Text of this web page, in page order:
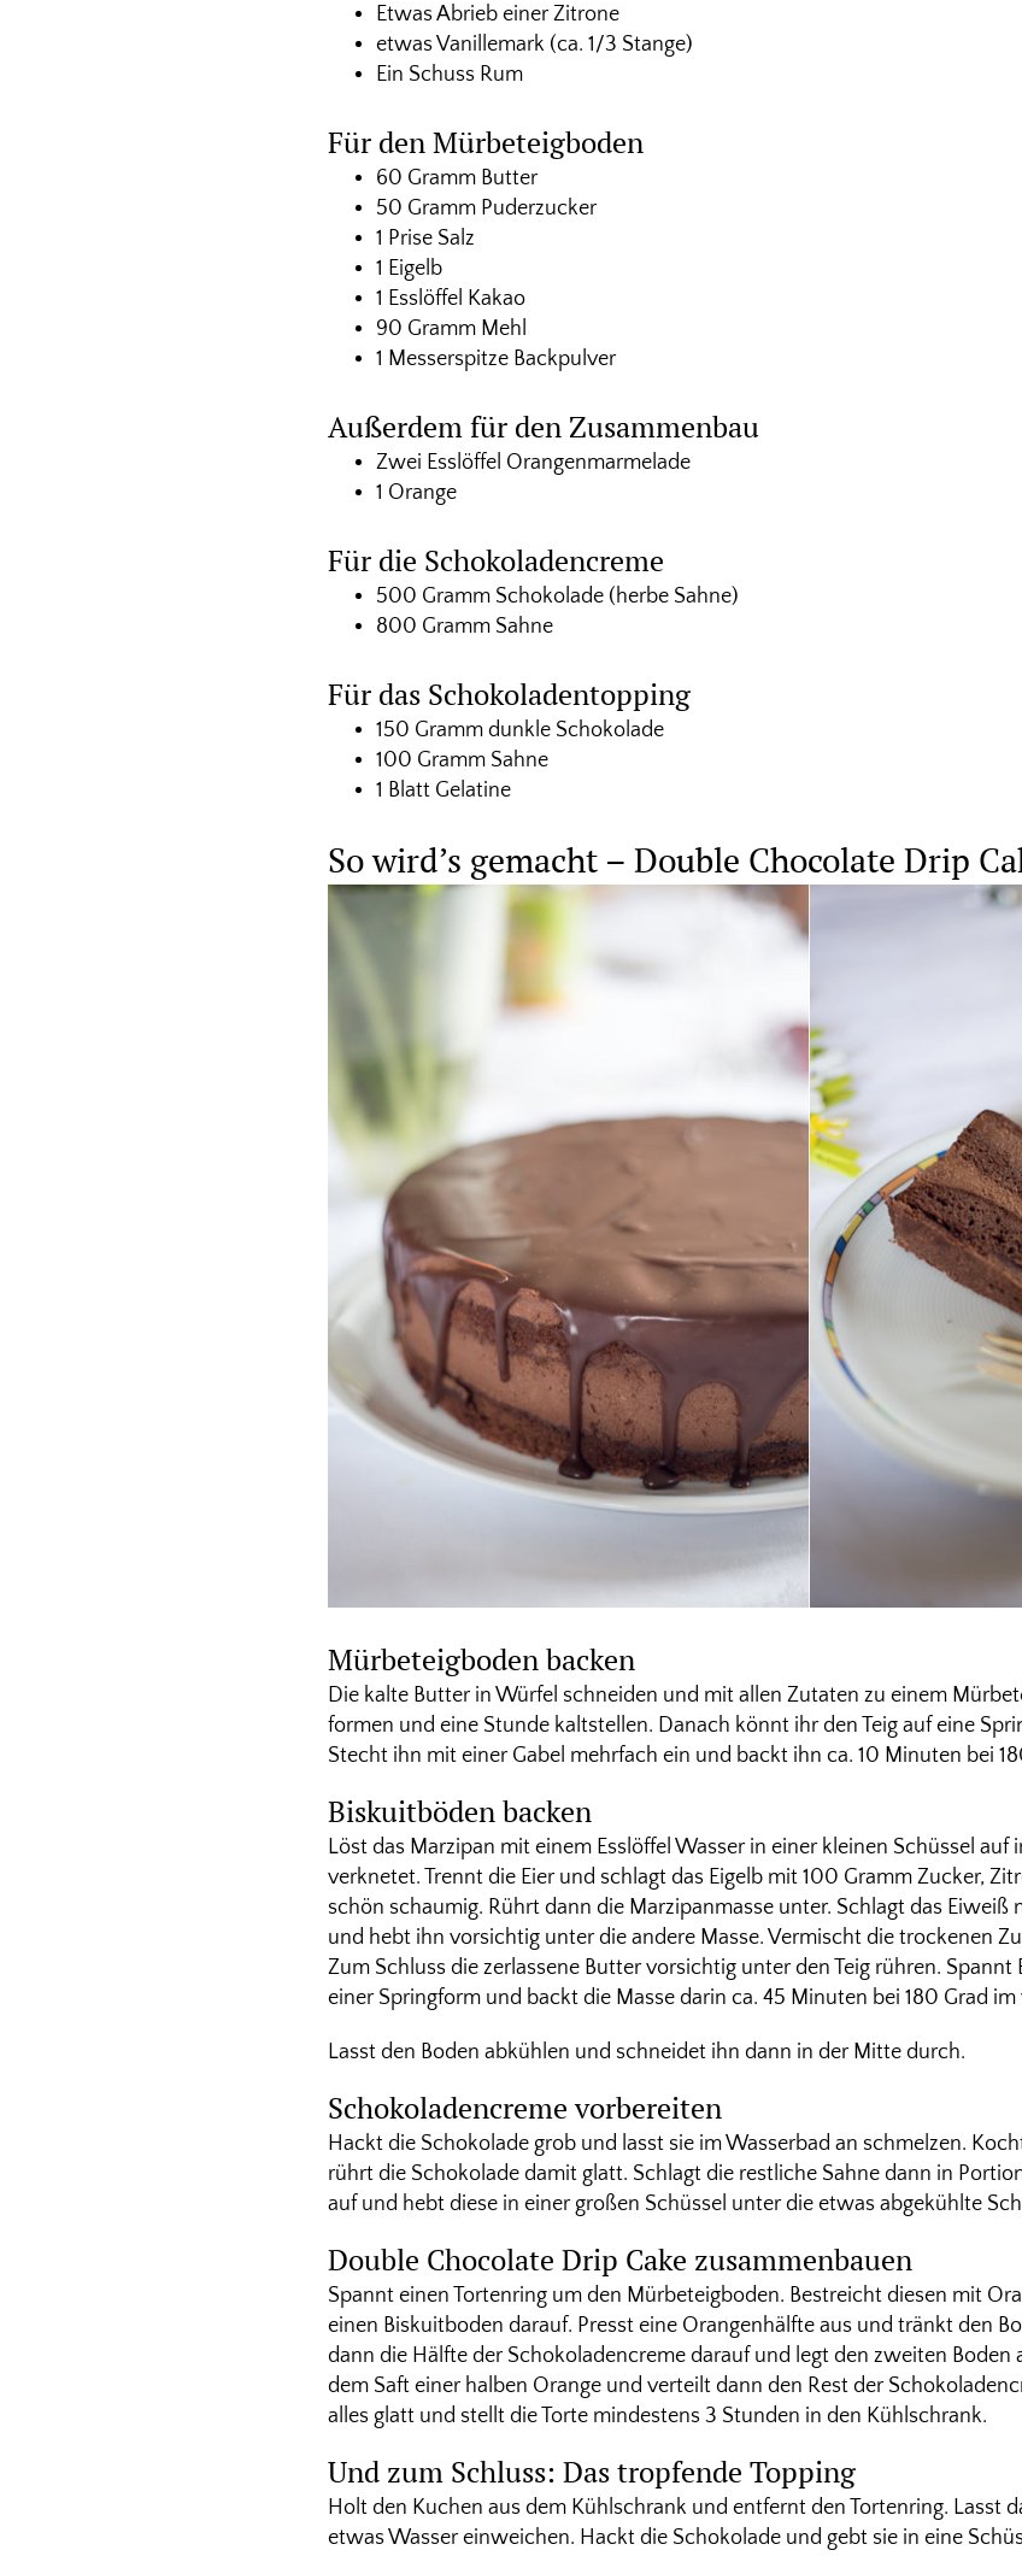
Etwas Abrieb einer Zitrone
etwas Vanillemark (ca. 1/3 Stange)
Ein Schuss Rum
Für den Mürbeteigboden
60 Gramm Butter
50 Gramm Puderzucker
1 Prise Salz
1 Eigelb
1 Esslöffel Kakao
90 Gramm Mehl
1 Messerspitze Backpulver
Außerdem für den Zusammenbau
Zwei Esslöffel Orangenmarmelade
1 Orange
Für die Schokoladencreme
500 Gramm Schokolade (herbe Sahne)
800 Gramm Sahne
Für das Schokoladentopping
150 Gramm dunkle Schokolade
100 Gramm Sahne
1 Blatt Gelatine
So wird’s gemacht – Double Chocolate Drip
Mürbeteigboden backen
Die kalte Butter in Würfel schneiden und mit allen Zutaten zu einem
formen und eine Stunde kaltstellen. Danach könnt ihr den Teig auf eine
Stecht ihn mit einer Gabel mehrfach ein und backt ihn ca. 10 Minuten bei
Biskuitböden backen
Löst das Marzipan mit einem Esslöffel Wasser in einer kleinen Schüssel auf
verknetet. Trennt die Eier und schlagt das Eigelb mit 100 Gramm Zucker,
schön schaumig. Rührt dann die Marzipanmasse unter. Schlagt das
und hebt ihn vorsichtig unter die andere Masse. Vermischt die trockenen
Zum Schluss die zerlassene Butter vorsichtig unter den Teig rühren. Spannt
einer Springform und backt die Masse darin ca. 45 Minuten bei 180 Grad
Lasst den Boden abkühlen und schneidet ihn dann in der Mitte durch.
Schokoladencreme vorbereiten
Hackt die Schokolade grob und lasst sie im Wasserbad an schmelzen.
rührt die Schokolade damit glatt. Schlagt die restliche Sahne dann in
auf und hebt diese in einer großen Schüssel unter die etwas abgekühlte
Double Chocolate Drip Cake zusammenbauen
Spannt einen Tortenring um den Mürbeteigboden. Bestreicht diesen mit
einen Biskuitboden darauf. Presst eine Orangenhälfte aus und tränkt den
dann die Hälfte der Schokoladencreme darauf und legt den zweiten Boden
dem Saft einer halben Orange und verteilt dann den Rest der
alles glatt und stellt die Torte mindestens 3 Stunden in den Kühlschrank.
Und zum Schluss: Das tropfende Topping
Holt den Kuchen aus dem Kühlschrank und entfernt den Tortenring. Lasst
etwas Wasser einweichen. Hackt die Schokolade und gebt sie in eine